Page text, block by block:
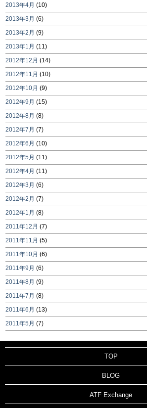
2013年4月 (10)
2013年3月 (6)
2013年2月 (9)
2013年1月 (11)
2012年12月 (14)
2012年11月 (10)
2012年10月 (9)
2012年9月 (15)
2012年8月 (8)
2012年7月 (7)
2012年6月 (10)
2012年5月 (11)
2012年4月 (11)
2012年3月 (6)
2012年2月 (7)
2012年1月 (8)
2011年12月 (7)
2011年11月 (5)
2011年10月 (6)
2011年9月 (6)
2011年8月 (9)
2011年7月 (8)
2011年6月 (13)
2011年5月 (7)
TOP
BLOG
ATF Exchange